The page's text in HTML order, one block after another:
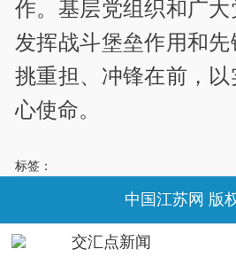
作。基层党组织和广
发挥战斗堡垒作用和
挑重担、冲锋在前，
心使命。
标签：
交汇点新闻
中国江苏网 版